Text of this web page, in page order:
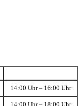
14:00 Uhr – 16:00 Uhr